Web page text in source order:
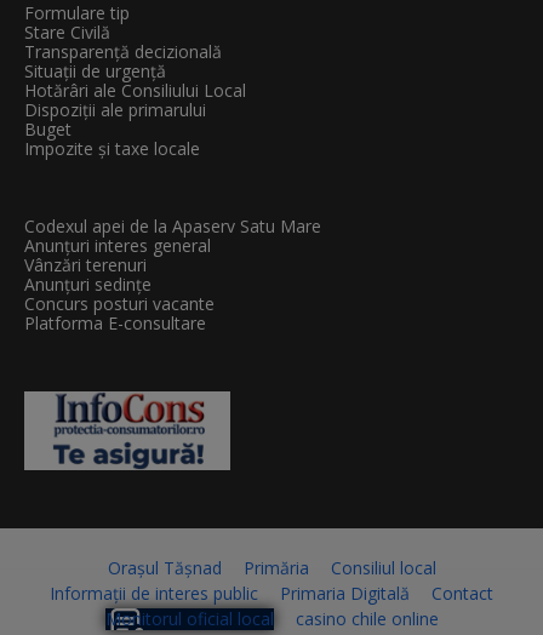
Formulare tip
Stare Civilă
Transparenţă decizională
Situații de urgență
Hotărâri ale Consiliului Local
Dispoziții ale primarului
Buget
Impozite și taxe locale
Codexul apei de la Apaserv Satu Mare
Anunțuri interes general
Vânzări terenuri
Anunțuri sedințe
Concurs posturi vacante
Platforma E-consultare
Orașul Tășnad Primăria
Consiliul local
Informații de interes public
Primaria Digitală
Contact
Monitorul oficial local
casino chile online